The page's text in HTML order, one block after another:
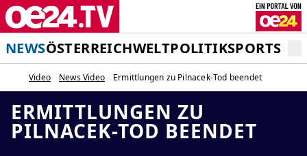
NEWSÖSTERREICHWELTPOLITIKSPORT
Video News Video Ermittlungen zu Pilnacek-Tod beendet
ERMITTLUNGEN ZU
PILNACEK-TOD BEENDET